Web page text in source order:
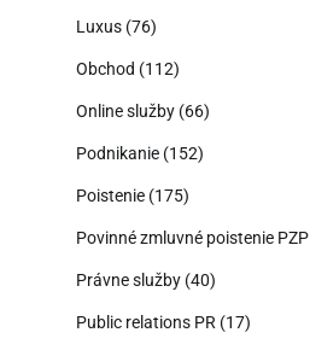
Luxus (76)
Obchod (112)
Online služby (66)
Podnikanie (152)
Poistenie (175)
Povinné zmluvné poistenie PZP
Právne služby (40)
Public relations PR (17)